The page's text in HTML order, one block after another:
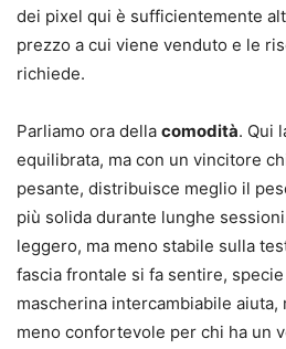
dei pixel qui è sufficientemente
prezzo a cui viene venduto e le
richiede.
Parliamo ora della comodità. Qui
equilibrata, ma con un vincitore
pesante, distribuisce meglio il
più solida durante lunghe
leggero, ma meno stabile sulla
fascia frontale si fa sentire, specie
mascherina intercambiabile aiuta,
meno confortevole per chi ha un